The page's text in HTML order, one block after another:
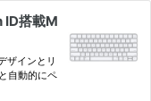
ID搭載M
ザインとリ
自動的にペ